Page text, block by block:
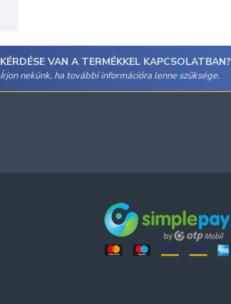
KÉRDÉSE VAN A TERMÉKKEL KAPCSOLATBAN?
Írjon nekünk, ha további információra lenne szüksége.